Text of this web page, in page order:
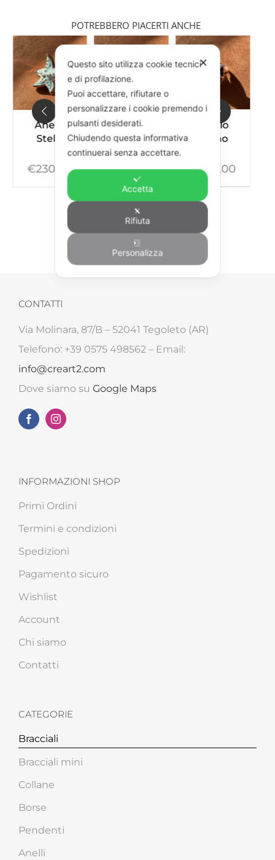
POTREBBERO PIACERTI ANCHE
Anello
Stella
€230,00
Anello
Granchio
€230,00
Anello
Nemo
€260,00
CONTATTI
Via Molinara, 87/B – 52041 Tegoleto (AR)
Telefono: +39 0575 498562 – Email:
info@creart2.com
Dove siamo su Google Maps
INFORMAZIONI SHOP
Primi Ordini
Termini e condizioni
Spedizioni
Pagamento sicuro
Wishlist
Account
Chi siamo
Contatti
CATEGORIE
Bracciali
Bracciali mini
Collane
Borse
Pendenti
Anelli
✕
Questo sito utilizza cookie tecnici
e di profilazione.
Puoi accettare, rifiutare o
personalizzare i cookie premendo i
pulsanti desiderati.
Chiudendo questa informativa
continuerai senza accettare.
Accetta
Rifiuta
Personalizza